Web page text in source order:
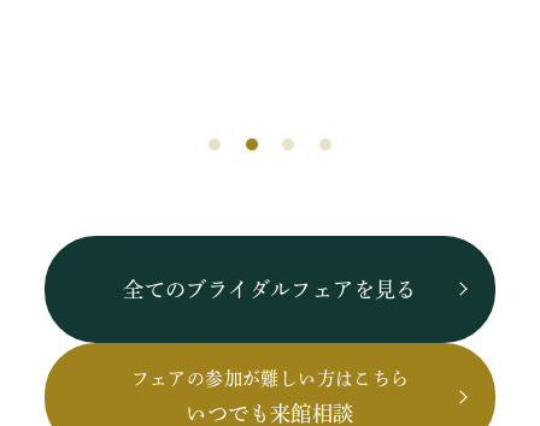
全てのブライダルフェアを見る
フェアの参加が難しい方はこちら
いつでも来館相談